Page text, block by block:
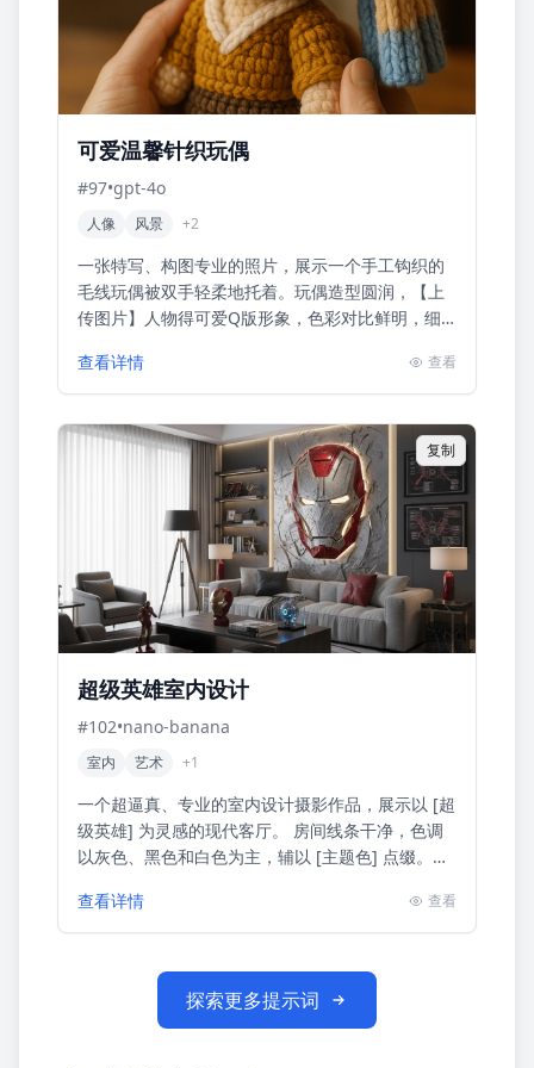
可爱温馨针织玩偶
#97•gpt-4o
人像 风景 +2
一张特写、构图专业的照片，展示一个手工钩织的
毛线玩偶被双手轻柔地托着。玩偶造型圆润，【上
传图片】人物得可爱Q版形象，色彩对比鲜明，细
可见，皮肤质感与光影过渡...
查看详情 查看
复制
超级英雄室内设计
#102•nano-banana
室内 艺术 +1
一个超逼真、专业的室内设计摄影作品，展示以 [超
级英雄] 为灵感的现代客厅。 房间线条干净，色调
以灰色、黑色和白色为主，辅以 [主题色] 点缀。主
塑，...
查看详情 查看
探索更多提示词